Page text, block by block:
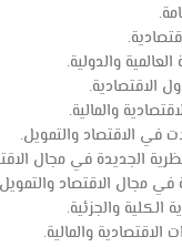
والدولية.
الاقتصادية.
والمالية.
الاقتصاد والتمويل.
الجديدة في مجال
في مجال الاقتصاد
الكلية والجزئية.
الاقتصادية والمالية.